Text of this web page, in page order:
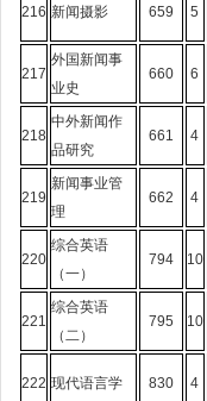
216 新闻摄影 659 5
217
外国新闻事
业史
660 6
218
中外新闻作
品研究
661 4
219
新闻事业管
理
662 4
220
综合英语
（一）
794 10
221
综合英语
（二）
795 10
222 现代语言学 830 4